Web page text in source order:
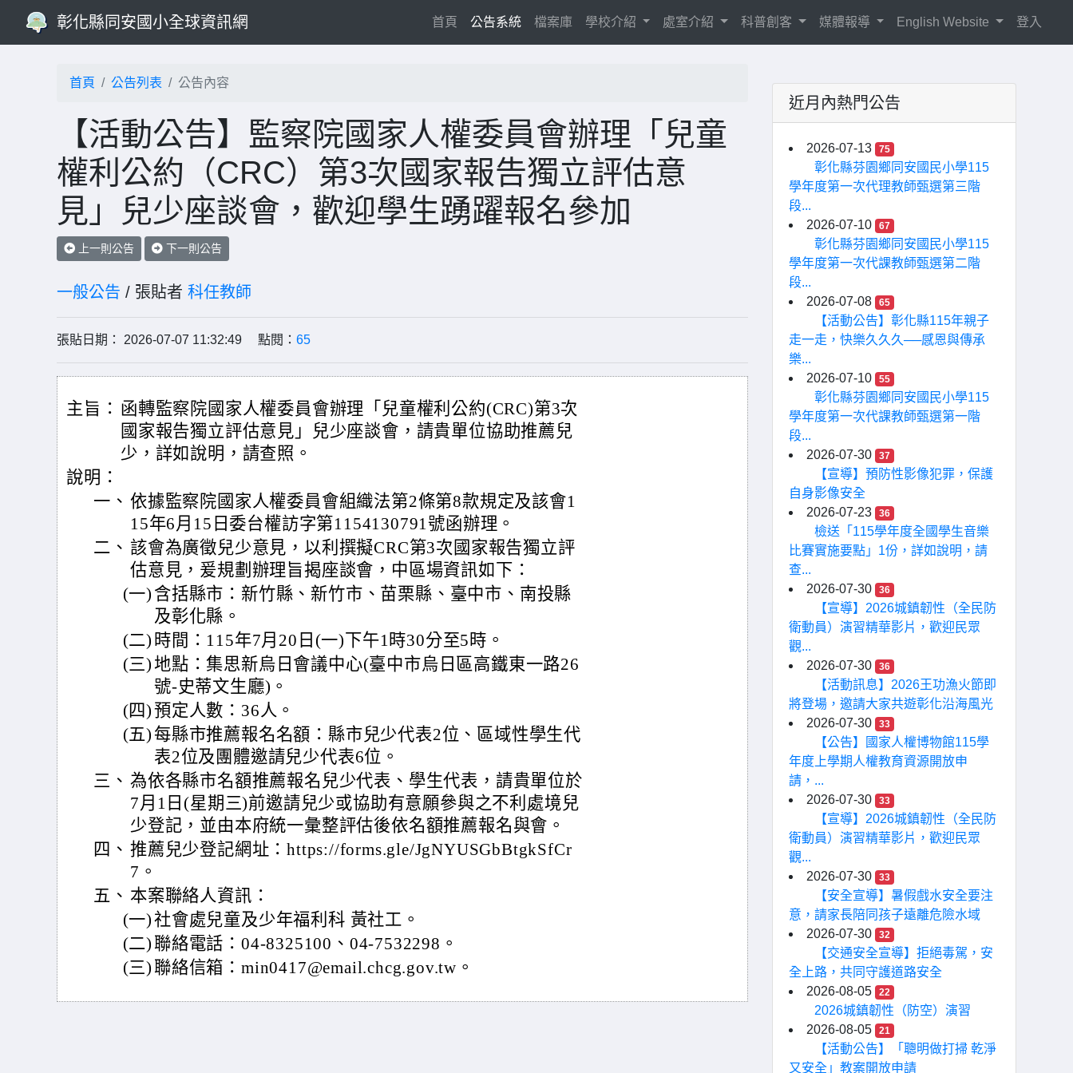
彰化縣同安國小全球資訊網 首頁(current)
公告系統 檔案庫 學校介紹 處室介紹 科普創客 媒體報導 English Website 登入
首頁 公告列表 公告內容
【活動公告】監察院國家人權委員會辦理「兒童
權利公約（CRC）第3次國家報告獨立評估意
見」兒少座談會，歡迎學生踴躍報名參加
上一則公告 下一則公告
一般公告 / 張貼者 科任教師
張貼日期： 2026-07-07 11:32:49 點閱： 65
主旨： 函轉監察院國家人權委員會辦理「兒童權利公約(CRC)第3次
國家報告獨立評估意見」兒少座談會，請貴單位協助推薦兒
少，詳如說明，請查照。
說明：
一、 依據監察院國家人權委員會組織法第2條第8款規定及該會1
15年6月15日委台權訪字第1154130791號函辦理。
二、 該會為廣徵兒少意見，以利撰擬CRC第3次國家報告獨立評
估意見，爰規劃辦理旨揭座談會，中區場資訊如下：
(一) 含括縣市：新竹縣、新竹市、苗栗縣、臺中市、南投縣
及彰化縣。
(二) 時間：115年7月20日(一)下午1時30分至5時。
(三)地點：集思新烏日會議中心(臺中市烏日區高鐵東一路26
號-史蒂文生廳)。
(四)預定人數：36人。
(五) 每縣市推薦報名名額：縣市兒少代表2位、區域性學生代
表2位及團體邀請兒少代表6位。
三、 為依各縣市名額推薦報名兒少代表、學生代表，請貴單位於
7月1日(星期三)前邀請兒少或協助有意願參與之不利處境兒
少登記，並由本府統一彙整評估後依名額推薦報名與會。
四、 推薦兒少登記網址：https://forms.gle/JgNYUSGbBtgkSfCr
7。
五、 本案聯絡人資訊：
(一)社會處兒童及少年福利科 黃社工。
(二) 聯絡電話：04-8325100、04-7532298。
(三) 聯絡信箱：min0417@email.chcg.gov.tw。
近月內熱門公告
2026-07-13 75
彰化縣芬園鄉同安國民小學115
學年度第一次代理教師甄選第三階
段...
2026-07-10
67
彰化縣芬園鄉同安國民小學115
學年度第一次代課教師甄選第二階
段...
2026-07-08
65
【活動公告】彰化縣115年親子
走一走，快樂久久久──感恩與傳承
樂...
2026-07-10
55
彰化縣芬園鄉同安國民小學115
學年度第一次代課教師甄選第一階
段...
2026-07-30
37
【宣導】預防性影像犯罪，保護
自身影像安全
2026-07-23
36
檢送「115學年度全國學生音樂
比賽實施要點」1份，詳如說明，請
查...
2026-07-30
36
【宣導】2026城鎮韌性（全民防
衛動員）演習精華影片，歡迎民眾
觀...
2026-07-30
36
【活動訊息】2026王功漁火節即
將登場，邀請大家共遊彰化沿海風光
2026-07-30
33
【公告】國家人權博物館115學
年度上學期人權教育資源開放申
請，...
2026-07-30
33
【宣導】2026城鎮韌性（全民防
衛動員）演習精華影片，歡迎民眾
觀...
2026-07-30
33
【安全宣導】暑假戲水安全要注
意，請家長陪同孩子遠離危險水域
2026-07-30
32
【交通安全宣導】拒絕毒駕，安
全上路，共同守護道路安全
2026-08-05
22
2026城鎮韌性（防空）演習
2026-08-05
21
【活動公告】「聰明做打掃 乾淨
又安全」教案開放申請